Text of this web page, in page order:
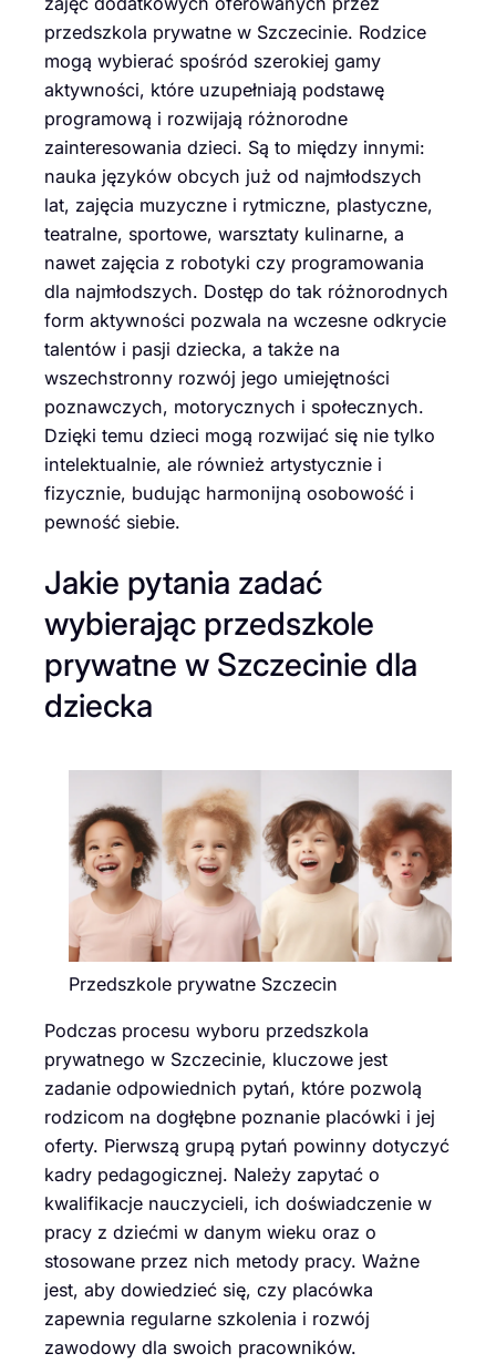
przedszkola prywatne w Szczecinie. Rodzice
mogą wybierać spośród szerokiej gamy
aktywności, które uzupełniają podstawę
programową i rozwijają różnorodne
zainteresowania dzieci. Są to między innymi:
nauka języków obcych już od najmłodszych
lat, zajęcia muzyczne i rytmiczne, plastyczne,
teatralne, sportowe, warsztaty kulinarne, a
nawet zajęcia z robotyki czy programowania
dla najmłodszych. Dostęp do tak różnorodnych
form aktywności pozwala na wczesne odkrycie
talentów i pasji dziecka, a także na
wszechstronny rozwój jego umiejętności
poznawczych, motorycznych i społecznych.
Dzięki temu dzieci mogą rozwijać się nie tylko
intelektualnie, ale również artystycznie i
fizycznie, budując harmonijną osobowość i
pewność siebie.
Jakie pytania zadać
wybierając przedszkole
prywatne w Szczecinie dla
dziecka
Przedszkole prywatne Szczecin
Podczas procesu wyboru przedszkola
prywatnego w Szczecinie, kluczowe jest
zadanie odpowiednich pytań, które pozwolą
rodzicom na dogłębne poznanie placówki i jej
oferty. Pierwszą grupą pytań powinny dotyczyć
kadry pedagogicznej. Należy zapytać o
kwalifikacje nauczycieli, ich doświadczenie w
pracy z dziećmi w danym wieku oraz o
stosowane przez nich metody pracy. Ważne
jest, aby dowiedzieć się, czy placówka
zapewnia regularne szkolenia i rozwój
zawodowy dla swoich pracowników.